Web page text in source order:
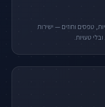
טפסים וחוזים — ישירות
טעויות.